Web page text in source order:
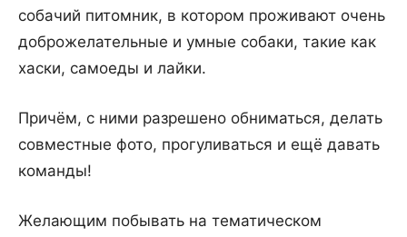
собачий питомник, в котором проживают очень
доброжелательные и умные собаки, такие как
хаски, самоеды и лайки.
Причём, с ними разрешено обниматься, делать
совместные фото, прогуливаться и ещё давать
команды!
Желающим побывать на тематическом